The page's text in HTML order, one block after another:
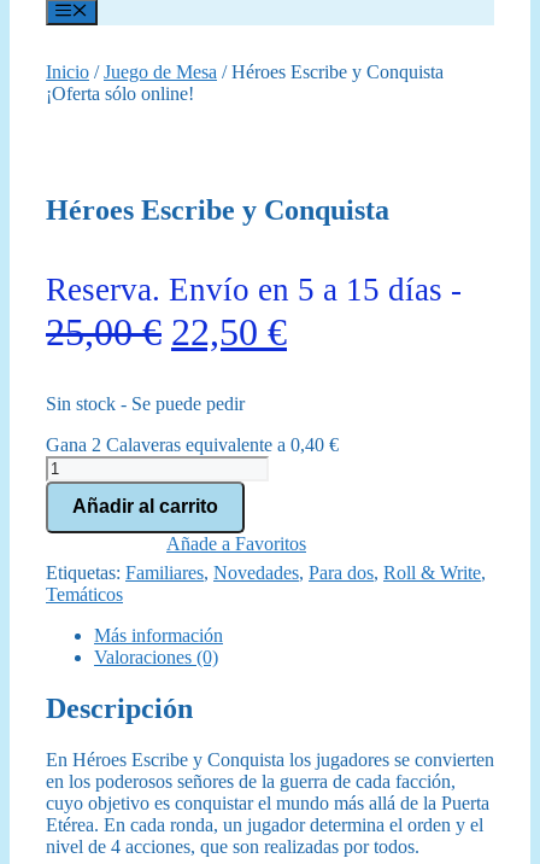
Menú
Inicio /Juego de Mesa / Héroes Escribe y Conquista
¡Oferta sólo online!
Héroes Escribe y Conquista
Reserva. Envío en 5 a 15 días -
25,00€ El
original
era:
25,00 €.
22,50 €El
es:
Sin stock - Se puede pedir
Gana 2 Calaveras equivalente a 0,40 €
Héroes
Escribe
Conquista
Añadir al carrito
Añade a Favoritos
Etiquetas: Familiares, Novedades, Para dos, Roll & Write,
Temáticos
Más información
Valoraciones (0)
Descripción
En Héroes Escribe y Conquista los jugadores se convierten
en los poderosos señores de la guerra de cada facción,
cuyo objetivo es conquistar el mundo más allá de la Puerta
Etérea. En cada ronda, un jugador determina el orden y el
nivel de 4 acciones, que son realizadas por todos.